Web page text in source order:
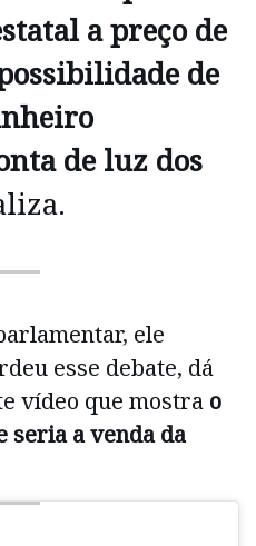
a preço de
de
de luz dos
⠀
ele
esse debate, dá
vídeo que mostra o
seria a venda da